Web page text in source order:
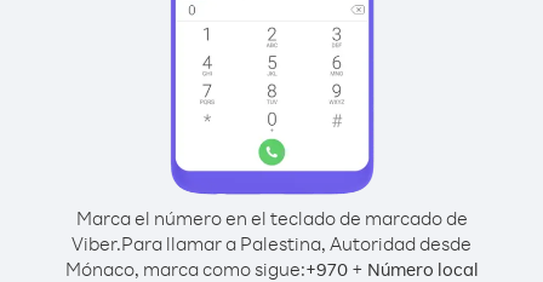
Marca el número en el teclado de marcado de
Viber.Para llamar a Palestina, Autoridad desde
Mónaco, marca como sigue:+970+ Número local